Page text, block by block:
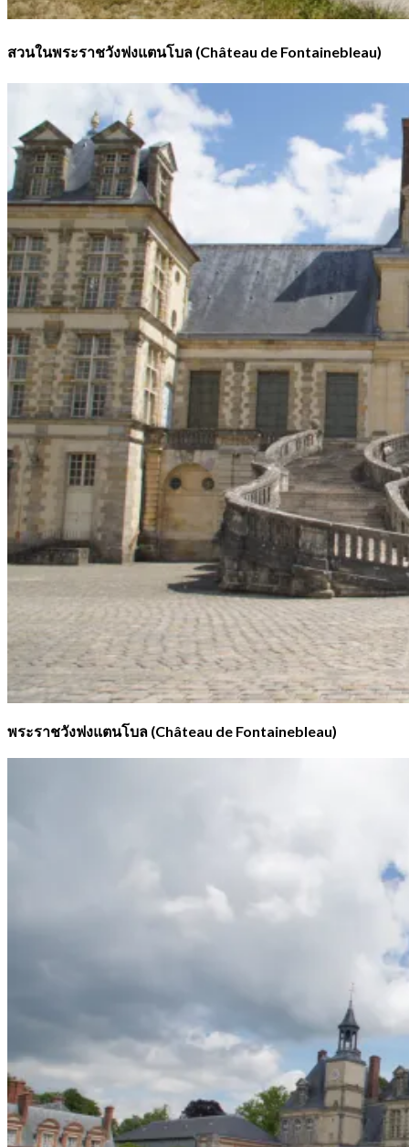
สวนในพระราชวังฟงแตนโบล (Château de Fontainebleau)
พระราชวังฟงแตนโบล (Château de Fontainebleau)